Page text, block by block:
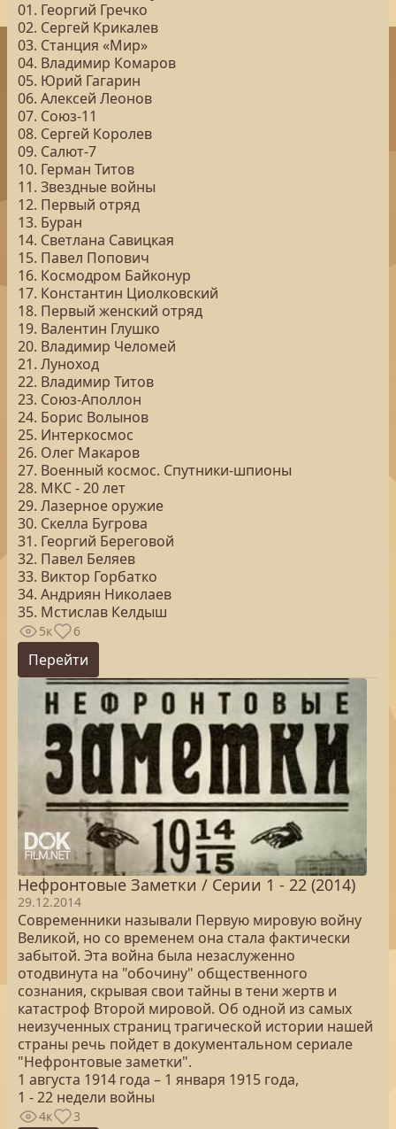
01. Георгий Гречко
02. Сергей Крикалев
03. Станция «Мир»
04. Владимир Комаров
05. Юрий Гагарин
06. Алексей Леонов
07. Союз-11
08. Сергей Королев
09. Салют-7
10. Герман Титов
11. Звездные войны
12. Первый отряд
13. Буран
14. Светлана Савицкая
15. Павел Попович
16. Космодром Байконур
17. Константин Циолковский
18. Первый женский отряд
19. Валентин Глушко
20. Владимир Челомей
21. Луноход
22. Владимир Титов
23. Союз-Аполлон
24. Борис Волынов
25. Интеркосмос
26. Олег Макаров
27. Военный космос. Спутники-шпионы
28. МКС - 20 лет
29. Лазерное оружие
30. Скелла Бугрова
31. Георгий Береговой
32. Павел Беляев
33. Виктор Горбатко
34. Андриян Николаев
35. Мстислав Келдыш
5к 6
Перейти
Нефронтовые Заметки / Серии 1 - 22 (2014)
29.12.2014
Современники называли Первую мировую войну
Великой, но со временем она стала фактически
забытой. Эта война была незаслуженно
отодвинута на "обочину" общественного
сознания, скрывая свои тайны в тени жертв и
катастроф Второй мировой. Об одной из самых
неизученных страниц трагической истории нашей
страны речь пойдет в документальном сериале
"Нефронтовые заметки".
1 августа 1914 года – 1 января 1915 года,
1 - 22 недели войны
4к 3